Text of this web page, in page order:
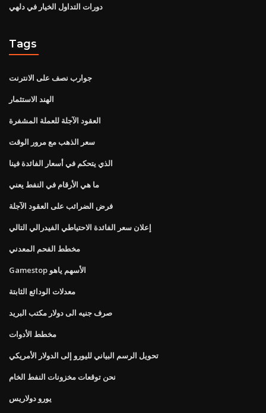
دورات التداول الخيار في دلهي
Tags
جوارب نصف على الانترنت
الهند الاستثمار
العقود الآجلة للعملة المشفرة
سعر الذهب مع مرور الوقت
الذي يتحكم في أسعار الفائدة فينا
ما هي الأرقام في النفط يعني
فرض الضرائب على العقود الآجلة
إعلان سعر الفائدة الاحتياطي الفيدرالي التالي
مخطط الفحم المعدني
Gamestop الأسهم ياهو
معدلات الودائع الثابتة
صرف جنيه الى دولار مكتب البريد
مخطط الأدوات
تحويل الرسم البياني لليورو إلى الدولار الأمريكي
نحن توقعات مخزونات النفط الخام
يورو دولاريس